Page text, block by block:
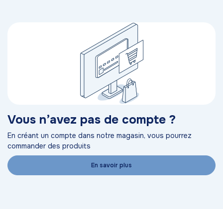
Vous n’avez pas de compte ?
En créant un compte dans notre magasin, vous pourrez
commander des produits
En savoir plus